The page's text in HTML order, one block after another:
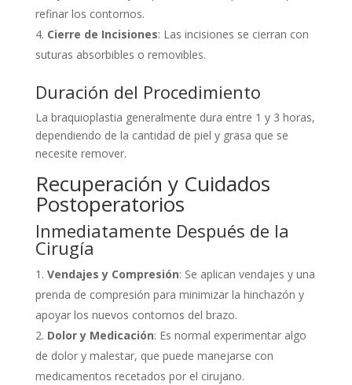
refinar los contornos.
Cierre de Incisiones: Las incisiones se cierran con
suturas absorbibles o removibles.
Duración del Procedimiento
La braquioplastia generalmente dura entre 1 y 3 horas,
dependiendo de la cantidad de piel y grasa que se
necesite remover.
Recuperación y Cuidados
Postoperatorios
Inmediatamente Después de la
Cirugía
Vendajes y Compresión: Se aplican vendajes y una
prenda de compresión para minimizar la hinchazón y
apoyar los nuevos contornos del brazo.
Dolor y Medicación: Es normal experimentar algo
de dolor y malestar, que puede manejarse con
medicamentos recetados por el cirujano.